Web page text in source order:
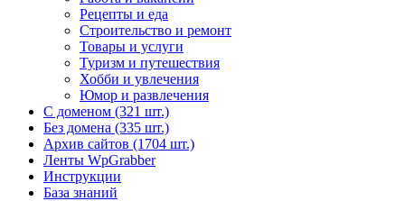
Рецепты и еда
Строительство и ремонт
Товары и услуги
Туризм и путешествия
Хобби и увлечения
Юмор и развлечения
С доменом (321 шт.)
Без домена (335 шт.)
Архив сайтов (1704 шт.)
Ленты WpGrabber
Инструкции
База знаний